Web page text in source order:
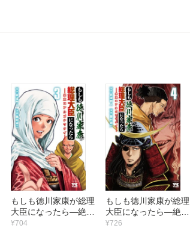
もしも徳川家康が総理
大臣になったら―絶東
のアルゴナウタイ―
¥704
もしも徳川家康が総理
大臣になったら―絶東
のアルゴナウタイ―
¥726